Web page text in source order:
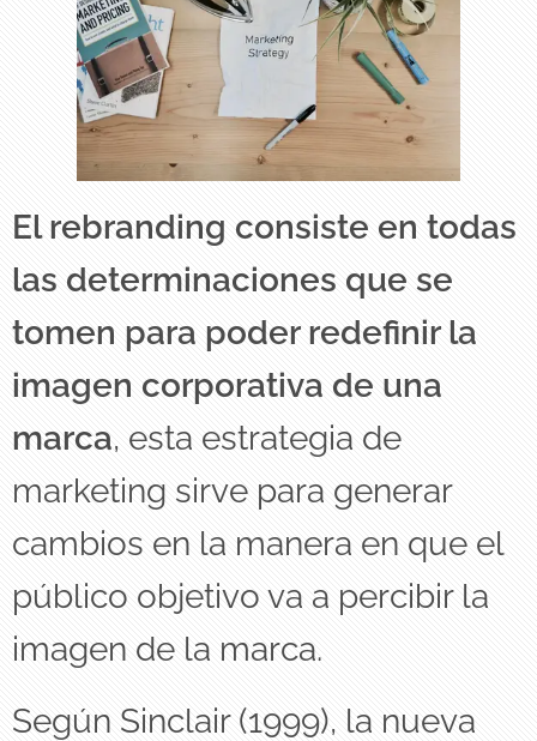
El rebranding consiste en todas
las determinaciones que se
tomen para poder redefinir la
imagen corporativa de una
marca, esta estrategia de
marketing sirve para generar
cambios en la manera en que el
público objetivo va a percibir la
imagen de la marca.
Según Sinclair (1999),​ la nueva